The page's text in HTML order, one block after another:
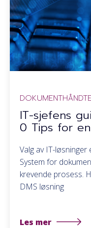
IT-sjefens
0 Tips for
Valg av IT-løsninger
System for
krevende prosess.
DMS løsning
Les mer